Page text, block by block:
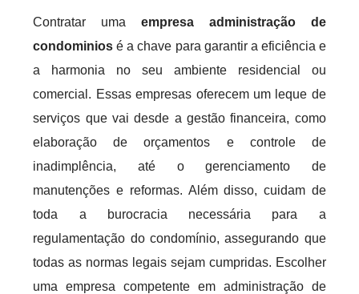
Contratar uma empresa administração de
condominios é a chave para garantir a eficiência e
a harmonia no seu ambiente residencial ou
comercial. Essas empresas oferecem um leque de
serviços que vai desde a gestão financeira, como
elaboração de orçamentos e controle de
inadimplência, até o gerenciamento de
manutenções e reformas. Além disso, cuidam de
toda a burocracia necessária para a
regulamentação do condomínio, assegurando que
todas as normas legais sejam cumpridas. Escolher
uma empresa competente em administração de